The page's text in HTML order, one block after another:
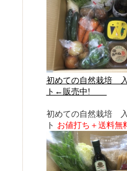
初めての自然栽培
ト←販売中!
初めての自然栽培
ト お値打ち＋送料無